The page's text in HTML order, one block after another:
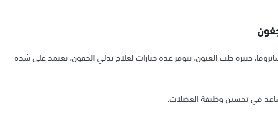
خبيرة طب العيون، تتوفر عدة خيارات لعلاج تدلي الجفون، تعتمد على شدة